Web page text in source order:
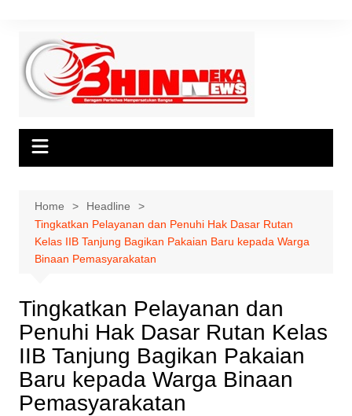
content
Home
Headline
Tingkatkan Pelayanan dan Penuhi Hak Dasar Rutan
Kelas IIB Tanjung Bagikan Pakaian Baru kepada Warga
Binaan Pemasyarakatan
Tingkatkan Pelayanan dan
Penuhi Hak Dasar Rutan Kelas
IIB Tanjung Bagikan Pakaian
Baru kepada Warga Binaan
Pemasyarakatan